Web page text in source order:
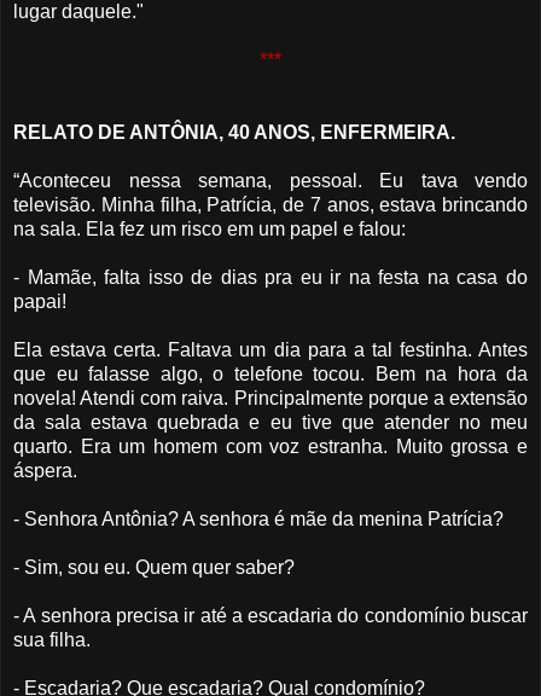
lugar daquele."
***
RELATO DE ANTÔNIA, 40 ANOS, ENFERMEIRA.
“Aconteceu nessa semana, pessoal. Eu tava vendo
televisão. Minha filha, Patrícia, de 7 anos, estava brincando
na sala. Ela fez um risco em um papel e falou:
- Mamãe, falta isso de dias pra eu ir na festa na casa do
papai!
Ela estava certa. Faltava um dia para a tal festinha. Antes
que eu falasse algo, o telefone tocou. Bem na hora da
novela! Atendi com raiva. Principalmente porque a extensão
da sala estava quebrada e eu tive que atender no meu
quarto. Era um homem com voz estranha. Muito grossa e
áspera.
- Senhora Antônia? A senhora é mãe da menina Patrícia?
- Sim, sou eu. Quem quer saber?
- A senhora precisa ir até a escadaria do condomínio buscar
sua filha.
- Escadaria? Que escadaria? Qual condomínio?